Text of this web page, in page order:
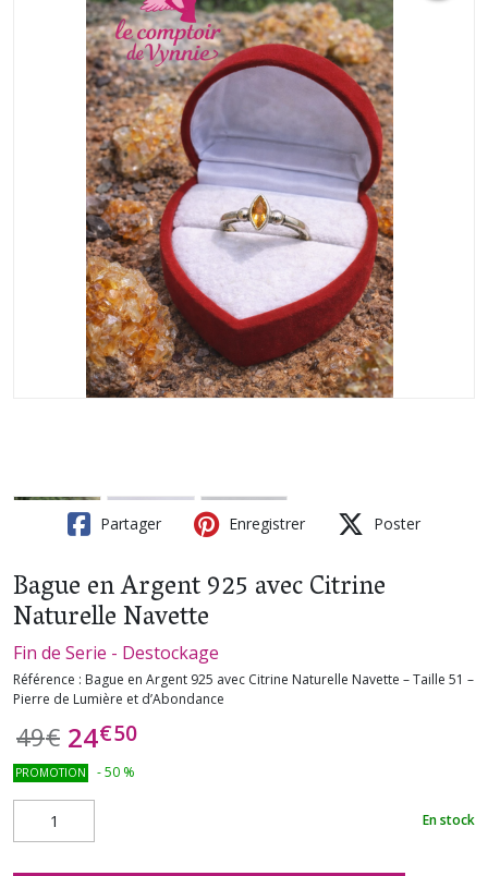
Partager Enregistrer Poster
Bague en Argent 925 avec Citrine
Naturelle Navette
Fin de Serie - Destockage
Référence : Bague en Argent 925 avec Citrine Naturelle Navette – Taille 51 –
Pierre de Lumière et d’Abondance
49€ 24€50
PROMOTION -50 %
En stock